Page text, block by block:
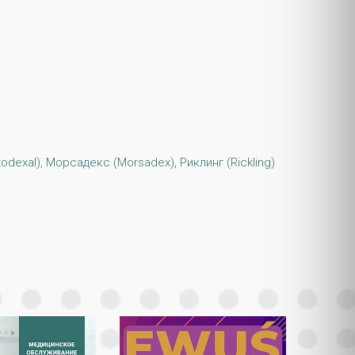
Морсадекс (Morsadex), Риклинг (Rickling)